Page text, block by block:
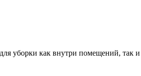
уборки как внутри помещений, так